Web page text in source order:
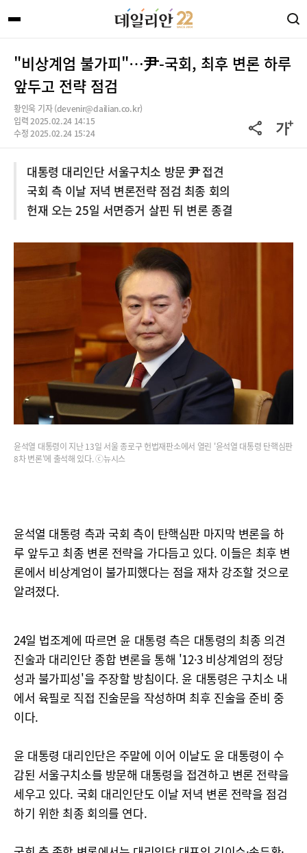
"비상계엄 불가피"…尹-국회, 최후 변론 하루
앞두고 전략 점검
황인욱 기자 (devenir@dailian.co.kr)
입력 2025.02.24 14:15
수정 2025.02.24 15:24
대통령 대리인단 서울구치소 방문 尹 접견
국회 측 이날 저녁 변론전략 점검 최종 회의
헌재 오는 25일 서면증거 살핀 뒤 변론 종결
윤석열 대통령이 지난 13일 서울 종로구 헌법재판소에서 열린 '윤석열 대통령 탄핵심판
8차 변론'에 출석해 있다. ⓒ뉴시스
윤석열 대통령 측과 국회 측이 탄핵심판 마지막 변론을 하
루 앞두고 최종 변론 전략을 가다듬고 있다. 이들은 최후 변
론에서 비상계엄이 불가피했다는 점을 재차 강조할 것으로
알려졌다.
24일 법조계에 따르면 윤 대통령 측은 대통령의 최종 의견
진술과 대리인단 종합 변론을 통해 '12·3 비상계엄의 정당
성과 불가피성'을 주장할 방침이다. 윤 대통령은 구치소 내
에서 육필로 직접 진술문을 작성하며 최후 진술을 준비 중
이다.
윤 대통령 대리인단은 주말에 이어 이날도 윤 대통령이 수
감된 서울구치소를 방문해 대통령을 접견하고 변론 전략을
세우고 있다. 국회 대리인단도 이날 저녁 변론 전략을 점검
하기 위한 최종 회의를 연다.